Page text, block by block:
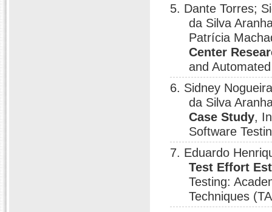
5. Dante Torres;
da Silva
Patrícia
Center
and
6. Sidney
da Silva
Case Study,
Software
7. Eduardo
Test Effort
Testing:
Techniques